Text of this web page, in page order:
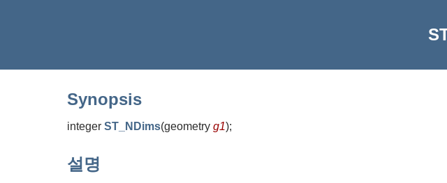
Synopsis
integer ST_NDims(geometry g1);
설명